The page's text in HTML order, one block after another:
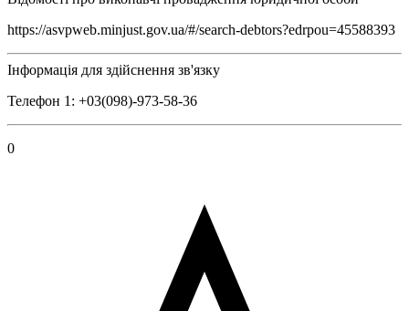
https://asvpweb.minjust.gov.ua/#/search-debtors?edrpou=45588393
Інформація для здійснення зв'язку
Телефон 1: +03(098)-973-58-36
0